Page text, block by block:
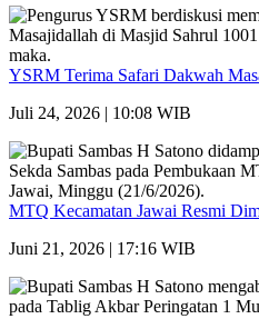
YSRM Terima Safari Dakwah
Juli 24, 2026 | 10:08 WIB
MTQ Kecamatan Jawai Resmi
Juni 21, 2026 | 17:16 WIB